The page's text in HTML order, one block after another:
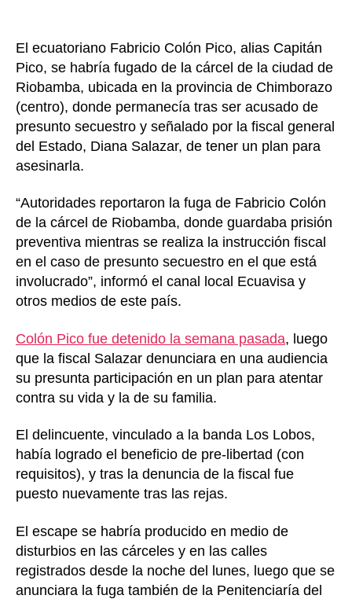
“Fito”
El ecuatoriano Fabricio Colón Pico, alias Capitán
Pico, se habría fugado de la cárcel de la ciudad de
Riobamba, ubicada en la provincia de Chimborazo
(centro), donde permanecía tras ser acusado de
presunto secuestro y señalado por la fiscal general
del Estado, Diana Salazar, de tener un plan para
asesinarla.
“Autoridades reportaron la fuga de Fabricio Colón
de la cárcel de Riobamba, donde guardaba prisión
preventiva mientras se realiza la instrucción fiscal
en el caso de presunto secuestro en el que está
involucrado”, informó el canal local Ecuavisa y
otros medios de este país.
Colón Pico fue detenido la semana pasada, luego
que la fiscal Salazar denunciara en una audiencia
su presunta participación en un plan para atentar
contra su vida y la de su familia.
El delincuente, vinculado a la banda Los Lobos,
había logrado el beneficio de pre-libertad (con
requisitos), y tras la denuncia de la fiscal fue
puesto nuevamente tras las rejas.
El escape se habría producido en medio de
disturbios en las cárceles y en las calles
registrados desde la noche del lunes, luego que se
anunciara la fuga también de la Penitenciaría del